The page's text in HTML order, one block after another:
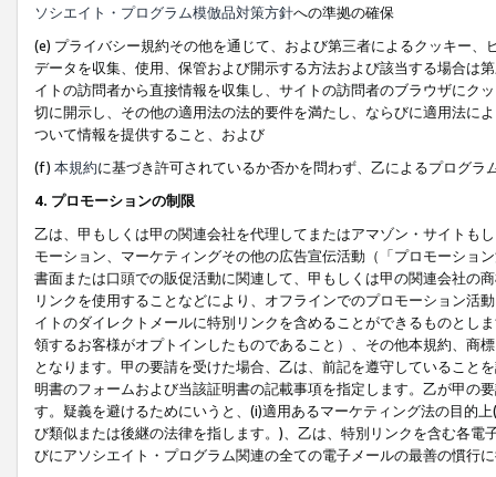
ソシエイト・プログラム模倣品対策方針への準拠の確保
(e) プライバシー規約その他を通じて、および第三者によるクッキー
データを収集、使用、保管および開示する方法および該当する場合は
イトの訪問者から直接情報を収集し、サイトの訪問者のブラウザにク
切に開示し、その他の適用法の法的要件を満たし、ならびに適用法に
ついて情報を提供すること、および
(f) 本規約に基づき許可されているか否かを問わず、乙によるプログ
4. プロモーションの制限
乙は、甲もしくは甲の関連会社を代理してまたはアマゾン・サイトも
モーション、マーケティングその他の広告宣伝活動（「プロモーショ
書面または口頭での販促活動に関連して、甲もしくは甲の関連会社の
リンクを使用することなどにより、オフラインでのプロモーション活
イトのダイレクトメールに特別リンクを含めることができるものとし
領するお客様がオプトインしたものであること）、その他本規約、商
となります。甲の要請を受けた場合、乙は、前記を遵守していること
明書のフォームおよび当該証明書の記載事項を指定します。乙が甲の
す。疑義を避けるためにいうと、(i)適用あるマーケティング法の目的
び類似または後継の法律を指します。)、乙は、特別リンクを含む各
びにアソシエイト・プログラム関連の全ての電子メールの最善の慣行